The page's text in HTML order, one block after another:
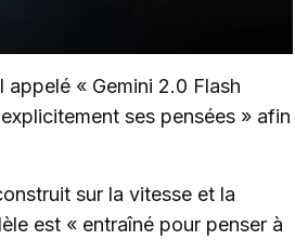
« Gemini 2.0 Flash
ses pensées » afin
sur la vitesse et la
est « entraîné pour penser à